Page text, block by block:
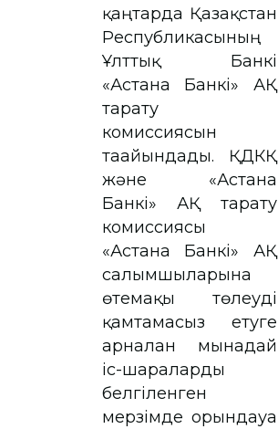
қаңтарда Қазақстан
Республикасының
Ұлттық Банкі
«Астана Банкі» АҚ
тарату
комиссиясын
тағайындады. ҚДКҚ
және «Астана
Банкі» АҚ тарату
комиссиясы
«Астана Банкі» АҚ
салымшыларына
өтемақы төлеуді
қамтамасыз етуге
арналған мынадай
іс-шараларды
белгіленген
мерзімде орындауға